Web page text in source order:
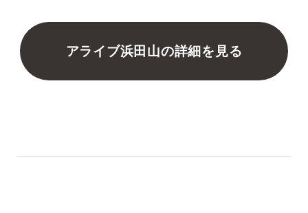
アライブ浜田山の詳細を見る